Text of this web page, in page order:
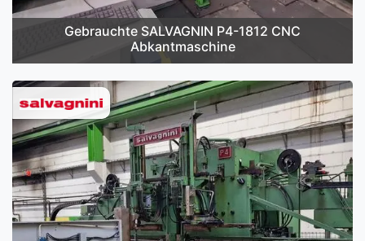
Gebrauchte SALVAGNIN P4-1812 CNC
Abkantmaschine